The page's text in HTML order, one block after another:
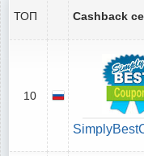
ТОП Cashback
10